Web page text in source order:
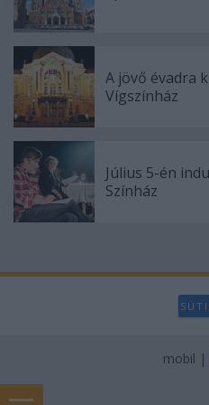
A jövő évadra
Vígszínház
Július 5-én
Színház
mobil |